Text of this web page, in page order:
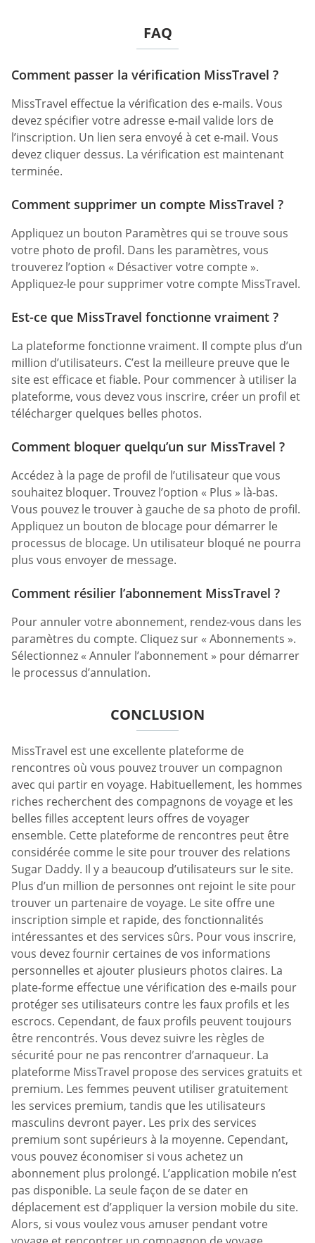
FAQ
Comment passer la vérification MissTravel ?
MissTravel effectue la vérification des e-mails. Vous
devez spécifier votre adresse e-mail valide lors de
l’inscription. Un lien sera envoyé à cet e-mail. Vous
devez cliquer dessus. La vérification est maintenant
terminée.
Comment supprimer un compte MissTravel ?
Appliquez un bouton Paramètres qui se trouve sous
votre photo de profil. Dans les paramètres, vous
trouverez l’option « Désactiver votre compte ».
Appliquez-le pour supprimer votre compte MissTravel.
Est-ce que MissTravel fonctionne vraiment ?
La plateforme fonctionne vraiment. Il compte plus d’un
million d’utilisateurs. C’est la meilleure preuve que le
site est efficace et fiable. Pour commencer à utiliser la
plateforme, vous devez vous inscrire, créer un profil et
télécharger quelques belles photos.
Comment bloquer quelqu’un sur MissTravel ?
Accédez à la page de profil de l’utilisateur que vous
souhaitez bloquer. Trouvez l’option « Plus » là-bas.
Vous pouvez le trouver à gauche de sa photo de profil.
Appliquez un bouton de blocage pour démarrer le
processus de blocage. Un utilisateur bloqué ne pourra
plus vous envoyer de message.
Comment résilier l’abonnement MissTravel ?
Pour annuler votre abonnement, rendez-vous dans les
paramètres du compte. Cliquez sur « Abonnements ».
Sélectionnez « Annuler l’abonnement » pour démarrer
le processus d’annulation.
CONCLUSION
MissTravel est une excellente plateforme de
rencontres où vous pouvez trouver un compagnon
avec qui partir en voyage. Habituellement, les hommes
riches recherchent des compagnons de voyage et les
belles filles acceptent leurs offres de voyager
ensemble. Cette plateforme de rencontres peut être
considérée comme le site pour trouver des relations
Sugar Daddy. Il y a beaucoup d’utilisateurs sur le site.
Plus d’un million de personnes ont rejoint le site pour
trouver un partenaire de voyage. Le site offre une
inscription simple et rapide, des fonctionnalités
intéressantes et des services sûrs. Pour vous inscrire,
vous devez fournir certaines de vos informations
personnelles et ajouter plusieurs photos claires. La
plate-forme effectue une vérification des e-mails pour
protéger ses utilisateurs contre les faux profils et les
escrocs. Cependant, de faux profils peuvent toujours
être rencontrés. Vous devez suivre les règles de
sécurité pour ne pas rencontrer d’arnaqueur. La
plateforme MissTravel propose des services gratuits et
premium. Les femmes peuvent utiliser gratuitement
les services premium, tandis que les utilisateurs
masculins devront payer. Les prix des services
premium sont supérieurs à la moyenne. Cependant,
vous pouvez économiser si vous achetez un
abonnement plus prolongé. L’application mobile n’est
pas disponible. La seule façon de se dater en
déplacement est d’appliquer la version mobile du site.
Alors, si vous voulez vous amuser pendant votre